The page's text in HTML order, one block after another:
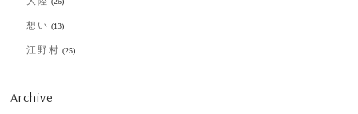
想い (13)
江野村 (25)
Archive